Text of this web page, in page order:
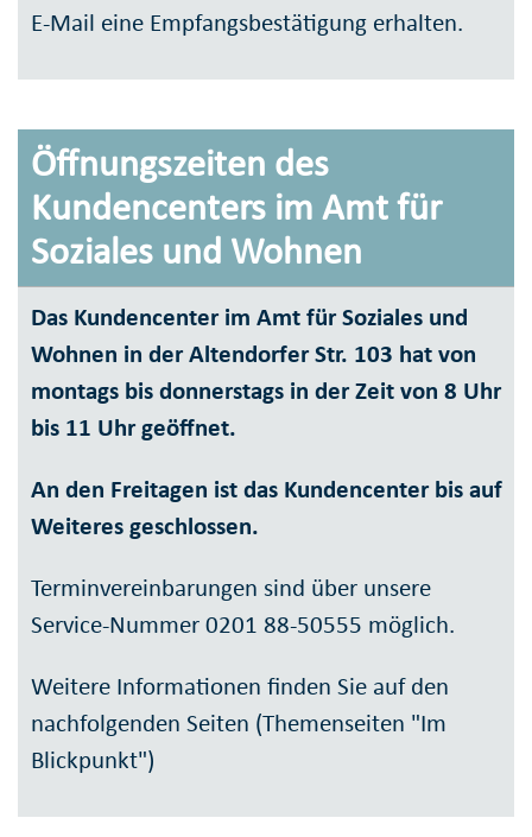
E-Mail eine Empfangsbestätigung erhalten.
Öffnungszeiten des
Kundencenters im Amt für
Soziales und Wohnen
Das Kundencenter im Amt für Soziales und
Wohnen in der Altendorfer Str. 103 hat von
montags bis donnerstags in der Zeit von 8 Uhr
bis 11 Uhr geöffnet.
An den Freitagen ist das Kundencenter bis auf
Weiteres geschlossen.
Terminvereinbarungen sind über unsere
Service-Nummer 0201 88-50555 möglich.
Weitere Informationen finden Sie auf den
nachfolgenden Seiten (Themenseiten "Im
Blickpunkt")